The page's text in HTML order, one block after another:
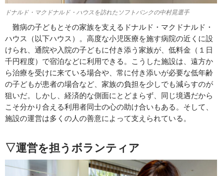
ドナルド・マクドナルド・ハウスを訪れたソフトバンクの中村晃選手
難病の子どもとその家族を支えるドナルド・マクドナルド・
ハウス（以下ハウス）。高度な小児医療を施す病院の近くに設
けられ、通院や入院の子どもに付き添う家族が、低料金（１日
千円程度）で宿泊などに利用できる。こうした施設は、遠方か
ら治療を受けに来ている場合や、常に付き添いが必要な低年齢
の子どもが患者の場合など、家族の負担を少しでも減らすのが
狙いだ。しかし、経済的な側面にとどまらず、同じ境遇だから
こそ分かり合える利用者同士の心の助け合いもある。そして、
施設の運営は多くの人の善意によって支えられている。
▽運営を担うボランティア